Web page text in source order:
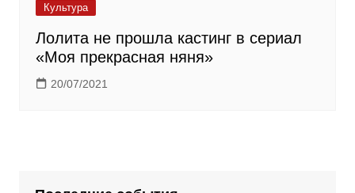
Культура
Лолита не прошла кастинг в сериал
«Моя прекрасная няня»
20/07/2021